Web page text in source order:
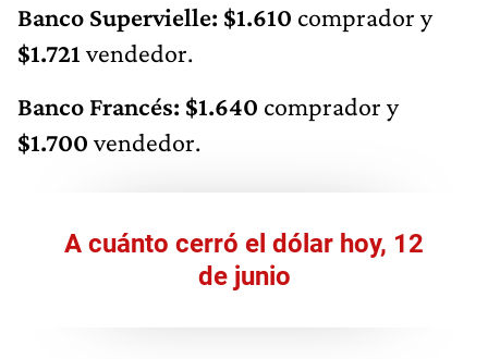
Banco Supervielle: $1.610 comprador y
$1.721 vendedor.
Banco Francés: $1.640 comprador y
$1.700 vendedor.
A cuánto cerró el dólar hoy, 12
de junio